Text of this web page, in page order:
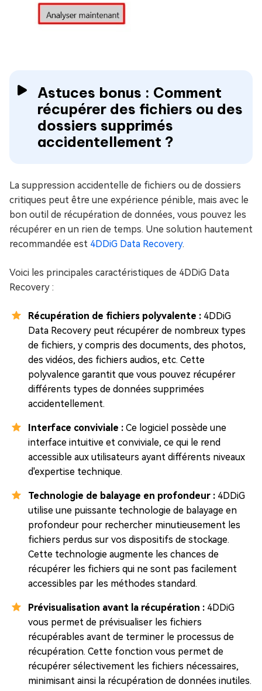
Astuces bonus : Comment
récupérer des fichiers ou des
dossiers supprimés
accidentellement ?
La suppression accidentelle de fichiers ou de dossiers
critiques peut être une expérience pénible, mais avec le
bon outil de récupération de données, vous pouvez les
récupérer en un rien de temps. Une solution hautement
recommandée est 4DDiG Data Recovery.
Voici les principales caractéristiques de 4DDiG Data
Recovery :
Récupération de fichiers polyvalente : 4DDiG
Data Recovery peut récupérer de nombreux types
de fichiers, y compris des documents, des photos,
des vidéos, des fichiers audios, etc. Cette
polyvalence garantit que vous pouvez récupérer
différents types de données supprimées
accidentellement.
Interface conviviale : Ce logiciel possède une
interface intuitive et conviviale, ce qui le rend
accessible aux utilisateurs ayant différents niveaux
d'expertise technique.
Technologie de balayage en profondeur : 4DDiG
utilise une puissante technologie de balayage en
profondeur pour rechercher minutieusement les
fichiers perdus sur vos dispositifs de stockage.
Cette technologie augmente les chances de
récupérer les fichiers qui ne sont pas facilement
accessibles par les méthodes standard.
Prévisualisation avant la récupération : 4DDiG
vous permet de prévisualiser les fichiers
récupérables avant de terminer le processus de
récupération. Cette fonction vous permet de
récupérer sélectivement les fichiers nécessaires,
minimisant ainsi la récupération de données inutiles.